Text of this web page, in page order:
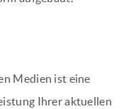
Medien ist eine
Ihrer aktuellen